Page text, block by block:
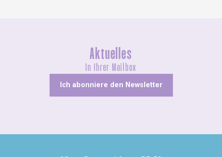
Aktuelles
In Ihrer Mailbox
Ich abonniere den Newsletter